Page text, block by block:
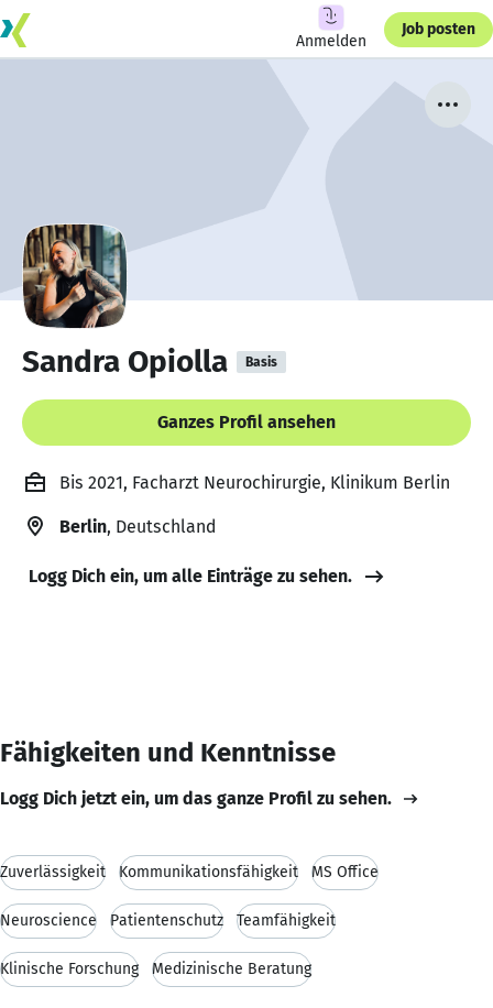
Anmelden
Job posten
Sandra Opiolla Basis
Ganzes Profil ansehen
Bis 2021, Facharzt Neurochirurgie, Klinikum Berlin
Berlin, Deutschland
Logg Dich ein, um alle Einträge zu sehen.
Fähigkeiten und Kenntnisse
Logg Dich jetzt ein, um das ganze Profil zu sehen.
Zuverlässigkeit Kommunikationsfähigkeit MS Office
Neuroscience Patientenschutz Teamfähigkeit
Klinische Forschung Medizinische Beratung